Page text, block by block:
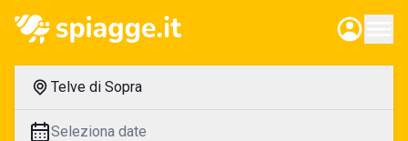
Telve di Sopra
Seleziona date